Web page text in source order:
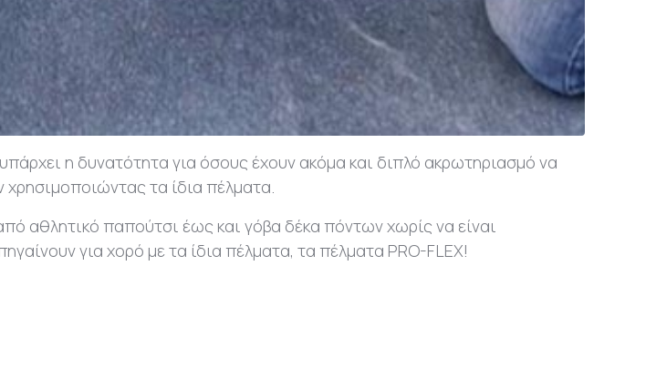
η δυνατότητα για όσους έχουν ακόμα και διπλό ακρωτηριασμό να
τα ίδια πέλματα.
αθλητικό παπούτσι έως και γόβα δέκα πόντων χωρίς να είναι
για χορό με τα ίδια πέλματα, τα πέλματα PRO-FLEX!